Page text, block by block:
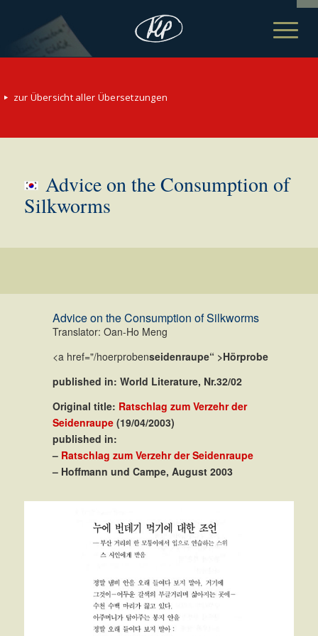
zur Übersicht aller Übersetzungen
Advice on the Consumption of
Silkworms
Advice on the Consumption of Silkworms
Translator: Oan-Ho Meng
<a href="/hoerprobenseidenraupe“ >Hörprobe
published in: World Literature, Nr.32/02
Original title: Ratschlag zum Verzehr der
Seidenraupe(19/04/2003)
published in:
– Ratschlag zum Verzehr der Seidenraupe
– Hoffmann und Campe, August 2003